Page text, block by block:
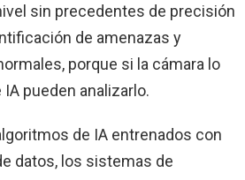
sin precedentes de precisión
de amenazas y
porque si la cámara lo
pueden analizarlo.
de IA entrenados con
datos, los sistemas de